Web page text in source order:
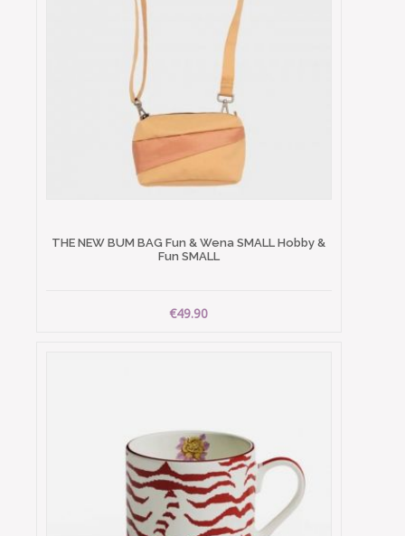
THE NEW BUM BAG Fun & Wena SMALL Hobby &
Fun SMALL
€49.90